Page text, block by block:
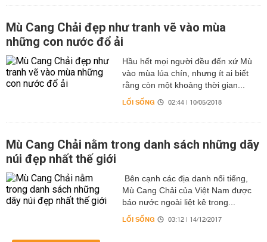
Mù Cang Chải đẹp như tranh vẽ vào mùa
những con nước đổ ải
Hầu hết mọi người đều đến xứ Mù
vào mùa lúa chín, nhưng ít ai biết
rằng còn một khoảng thời gian...
LỐI SỐNG 02:44 | 10/05/2018
Mù Cang Chải nằm trong danh sách những dãy
núi đẹp nhất thế giới
Bên cạnh các địa danh nổi tiếng,
Mù Cang Chải của Việt Nam được
báo nước ngoài liệt kê trong...
LỐI SỐNG 03:12 | 14/12/2017